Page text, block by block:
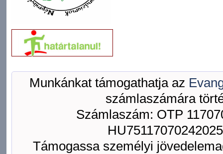
Munkánkat támogathatja az
számlaszámára
Számlaszám: OTP
Támogassa személyi